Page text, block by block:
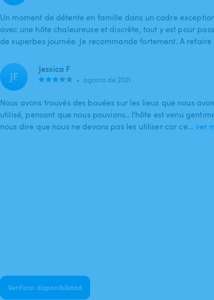
Un moment de détente en famille dans un cadre
avec une hôte chaleureuse et discrète, tout y est pour
de superbes journée. Je recommande fortement. A refaire
JF Jessica F
• agosto de 2021
Nous avons trouvés des bouées sur les lieux que nous
utilisé, pensant que nous pouvions.. l'hôte est venu
nous dire que nous ne devons pas les utiliser car ce… ver
Verificar disponibilidad